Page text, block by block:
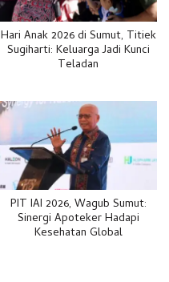
Hari Anak 2026 di Sumut, Titiek
Sugiharti: Keluarga Jadi Kunci
Teladan
PIT IAI 2026, Wagub Sumut:
Sinergi Apoteker Hadapi
Kesehatan Global